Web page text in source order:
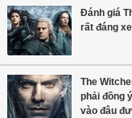
Đánh giá
rất đáng
The
phải đồng
vào đâu